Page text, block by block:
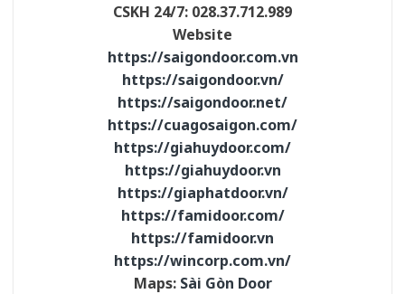
CSKH 24/7: 028.37.712.989
Website
https://saigondoor.com.vn
https://saigondoor.vn/
https://saigondoor.net/
https://cuagosaigon.com/
https://giahuydoor.com/
https://giahuydoor.vn
https://giaphatdoor.vn/
https://famidoor.com/
https://famidoor.vn
https://wincorp.com.vn/
Maps: Sài Gòn Door